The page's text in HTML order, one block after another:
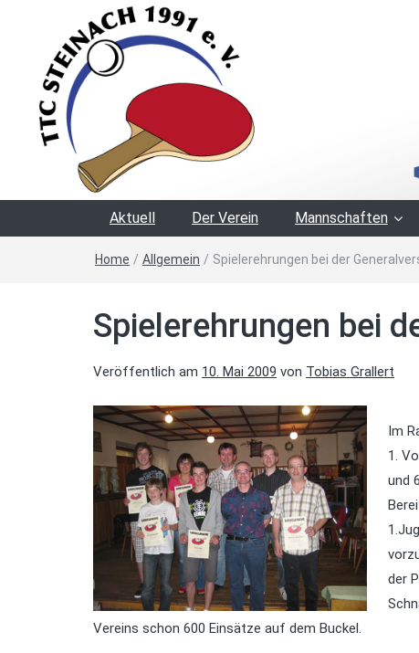
Aktuell Der Verein Mannschaften
Home / Allgemein / Spielerehrungen bei der
Spielerehrungen bei
Veröffentlich am 10. Mai 2009 von Tobias Grallert
Im
1.
und
der
Vereins schon 600 Einsätze auf dem Buckel.